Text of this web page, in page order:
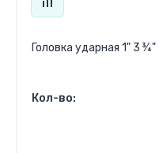
Головка ударная 1" 3 ¾"
Кол-во: